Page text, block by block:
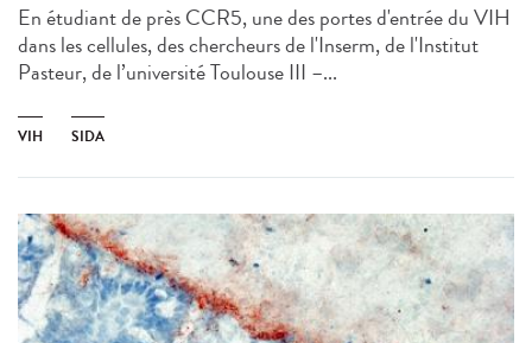
En étudiant de près CCR5, une des portes d'entrée du VIH
dans les cellules, des chercheurs de l'Inserm, de l'Institut
Pasteur, de l’université Toulouse III –...
VIH SIDA